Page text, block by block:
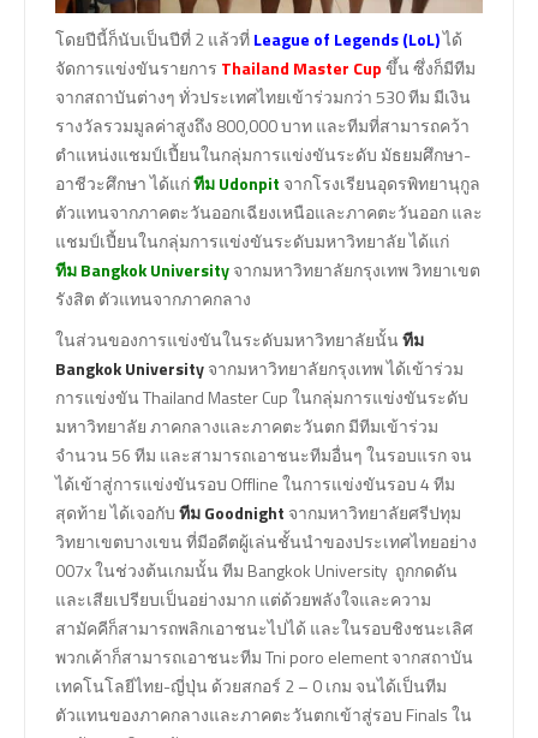
โดยปีนี้ก็นับเป็นปีที่ 2 แล้วที่League of Legends (LoL)ได้
จัดการแข่งขันรายการ Thailand Master Cupขึ้น ซึ่งก็มีทีม
จากสถาบันต่างๆ ทั่วประเทศไทยเข้าร่วมกว่า 530 ทีม มีเงิน
รางวัลรวมมูลค่าสูงถึง 800,000 บาท และทีมที่สามารถคว้า
ตำแหน่งแชมป์เปี้ยนในกลุ่มการแข่งขันระดับ มัธยมศึกษา-
อาชีวะศึกษา ได้แก่ทีมUdonpit จากโรงเรียนอุดรพิทยานุกูล
ตัวแทนจากภาคตะวันออกเฉียงเหนือและภาคตะวันออก และ
แชมป์เปี้ยนในกลุ่มการแข่งขันระดับมหาวิทยาลัย ได้แก่
ทีม Bangkok Universityจากมหาวิทยาลัยกรุงเทพ วิทยาเขต
รังสิต ตัวแทนจากภาคกลาง
ในส่วนของการแข่งขันในระดับมหาวิทยาลัยนั้นทีม
Bangkok Universityจากมหาวิทยาลัยกรุงเทพ ได้เข้าร่วม
การแข่งขัน Thailand Master Cup ในกลุ่มการแข่งขันระดับ
มหาวิทยาลัย ภาคกลางและภาคตะวันตก มีทีมเข้าร่วม
จำนวน 56 ทีม และสามารถเอาชนะทีมอื่นๆ ในรอบแรก จน
ได้เข้าสู่การแข่งขันรอบ Offline ในการแข่งขันรอบ 4 ทีม
สุดท้าย ได้เจอกับทีม Goodnight จากมหาวิทยาลัยศรีปทุม
วิทยาเขตบางเขน ที่มีอดีตผู้เล่นชั้นนำของประเทศไทยอย่าง
007x ในช่วงต้นเกมนั้น ทีม Bangkok University ถูกกดดัน
และเสียเปรียบเป็นอย่างมาก แต่ด้วยพลังใจและความ
สามัคคีก็สามารถพลิกเอาชนะไปได้ และในรอบชิงชนะเลิศ
พวกเค้าก็สามารถเอาชนะทีม Tni poro element จากสถาบัน
เทคโนโลยีไทย-ญี่ปุ่น ด้วยสกอร์ 2 – 0 เกม จนได้เป็นทีม
ตัวแทนของภาคกลางและภาคตะวันตกเข้าสู่รอบ Finals ใน